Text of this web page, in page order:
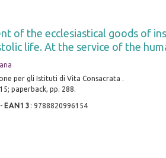
of the ecclesiastical goods of
life. At the service of the
per gli Istituti di Vita Consacrata .
paperback, pp. 288.
EAN13 : 9788820996154